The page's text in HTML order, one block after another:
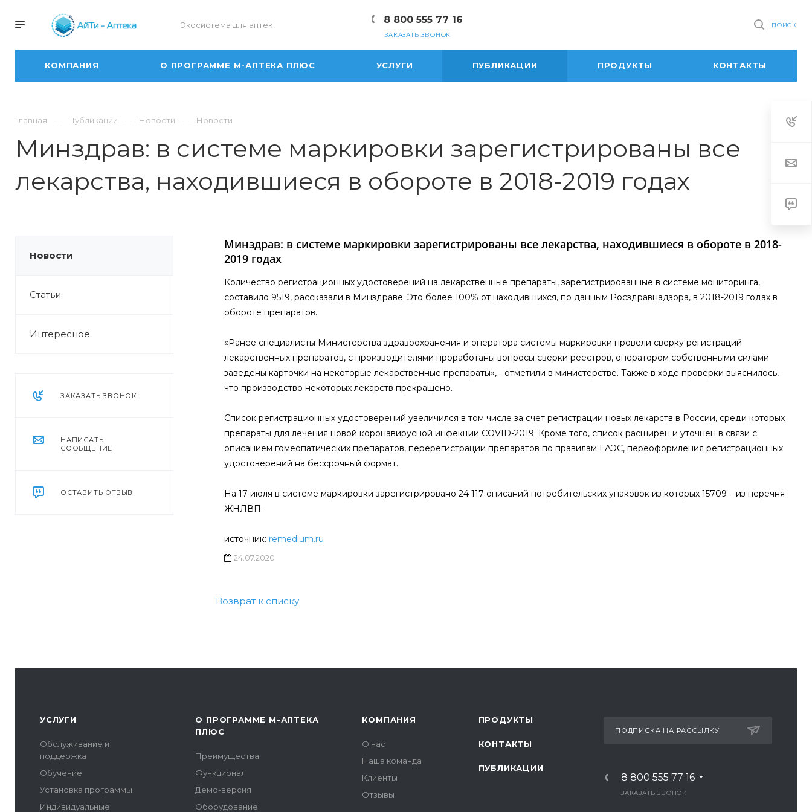
Экосистема для аптек 8 800 555 77 16
ЗАКАЗАТЬ ЗВОНОК
ПОИСК
КОМПАНИЯ О ПРОГРАММЕ М-АПТЕКА ПЛЮС УСЛУГИ ПУБЛИКАЦИИ ПРОДУКТЫ КОНТАКТЫ
Главная Публикации Новости Новости
Минздрав: в системе маркировки зарегистрированы все
лекарства, находившиеся в обороте в 2018-2019 годах
Новости
Статьи
Интересное
ЗАКАЗАТЬ ЗВОНОК
НАПИСАТЬ
СООБЩЕНИЕ
ОСТАВИТЬ ОТЗЫВ
Минздрав: в системе маркировки зарегистрированы все лекарства, находившиеся в обороте в 2018-
2019 годах
Количество регистрационных удостоверений на лекарственные препараты, зарегистрированные в системе мониторинга,
составило 9519, рассказали в Минздраве. Это более 100% от находившихся, по данным Росздравнадзора, в 2018-2019 годах в
обороте препаратов.
«Ранее специалисты Министерства здравоохранения и оператора системы маркировки провели сверку регистраций
лекарственных препаратов, с производителями проработаны вопросы сверки реестров, оператором собственными силами
заведены карточки на некоторые лекарственные препараты», - отметили в министерстве. Также в ходе проверки выяснилось,
что производство некоторых лекарств прекращено.
Список регистрационных удостоверений увеличился в том числе за счет регистрации новых лекарств в России, среди которых
препараты для лечения новой коронавирусной инфекции COVID-2019. Кроме того, список расширен и уточнен в связи с
описанием гомеопатических препаратов, перерегистрации препаратов по правилам ЕАЭС, переоформления регистрационных
удостоверений на бессрочный формат.
На 17 июля в системе маркировки зарегистрировано 24 117 описаний потребительских упаковок из которых 15709 – из перечня
ЖНЛВП.
источник: remedium.ru
24.07.2020
Возврат к списку
УСЛУГИ
Обслуживание и
поддержка
Обучение
Установка программы
Индивидуальные
О ПРОГРАММЕ М-АПТЕКА
ПЛЮС
Преимущества
Функционал
Демо-версия
Оборудование
КОМПАНИЯ
О нас
Наша команда
Клиенты
Отзывы
ПРОДУКТЫ
КОНТАКТЫ
ПУБЛИКАЦИИ
ПОДПИСКА НА РАССЫЛКУ
8 800 555 77 16
ЗАКАЗАТЬ ЗВОНОК